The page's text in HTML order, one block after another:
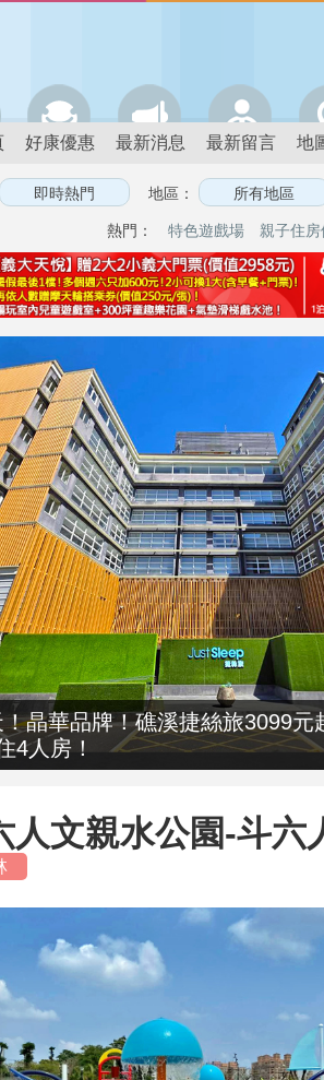
好康優惠 最新消息 最新留言 地
地區：
熱門： 特色遊戲場 親子住房
晶華品牌！礁溪捷絲旅3099元
4人房！
人文親水公園-斗六